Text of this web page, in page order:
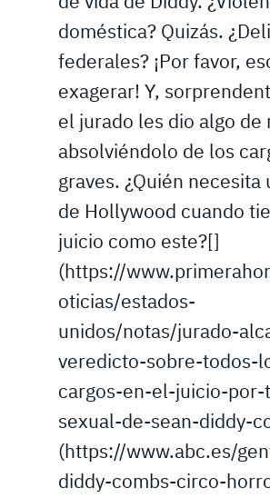
doméstica? Quizás.
federales? ¡Por favor,
exagerar! Y,
el jurado les dio algo de
absolviéndolo de los
graves. ¿Quién necesita
de Hollywood cuando
juicio como este?[]
(https://
oticias/estados-
unidos/notas/jurado-
veredicto-sobre-todos-
cargos-en-el-juicio-por-
sexual-de-sean-diddy-
(https://www.abc.es/
diddy-combs-circo-